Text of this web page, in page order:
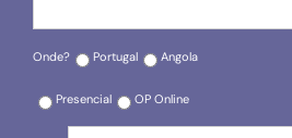
Onde? Portugal Angola
Presencial OP Online